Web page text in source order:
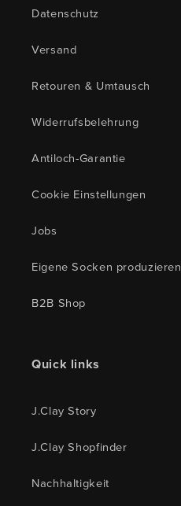
Datenschutz
Versand
Retouren & Umtausch
Widerrufsbelehrung
Antiloch-Garantie
Cookie Einstellungen
Jobs
Eigene Socken produzieren
B2B Shop
Quick links
J.Clay Story
J.Clay Shopfinder
Nachhaltigkeit